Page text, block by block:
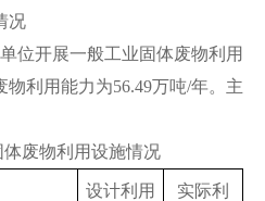
况
开展一般工业固体废物利用
利用能力为56.49万吨/年。主
废物利用设施情况
设计利用
实际利